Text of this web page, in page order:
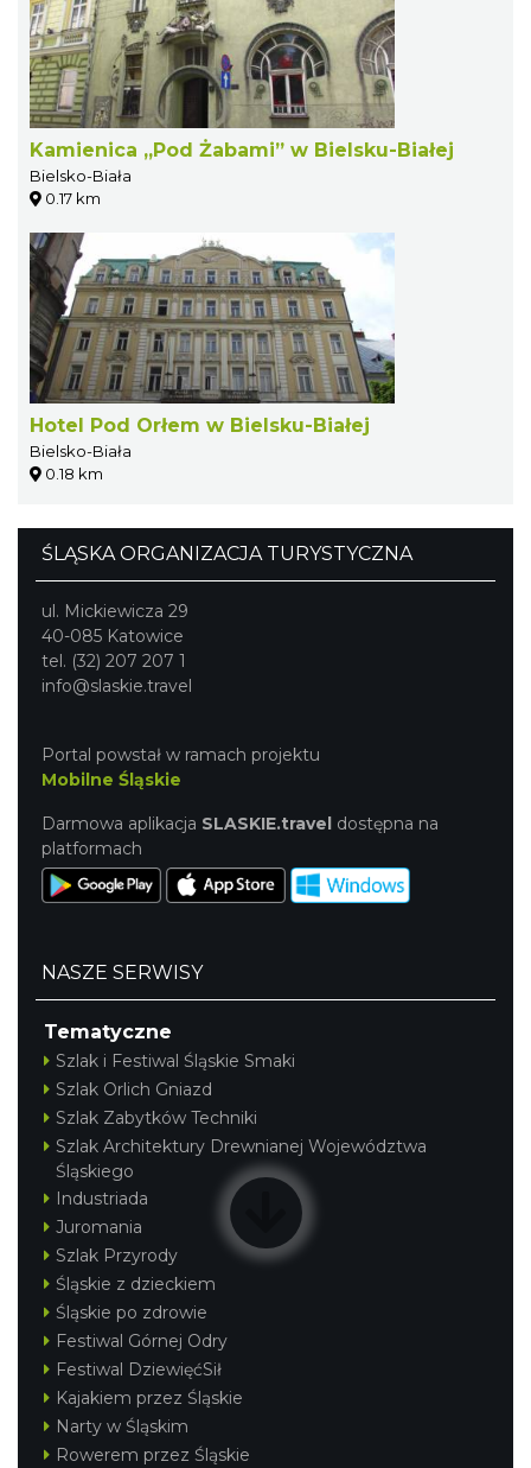
Kamienica „Pod Żabami” w Bielsku-Białej
Bielsko-Biała
0.17 km
Hotel Pod Orłem w Bielsku-Białej
Bielsko-Biała
0.18 km
ŚLĄSKA ORGANIZACJA TURYSTYCZNA
ul. Mickiewicza 29
40-085 Katowice
tel. (32) 207 207 1
info@slaskie.travel
Portal powstał w ramach projektu
Mobilne Śląskie
Darmowa aplikacja SLASKIE.travel dostępna na
platformach
NASZE SERWISY
Tematyczne
Szlak i Festiwal Śląskie Smaki
Szlak Orlich Gniazd
Szlak Zabytków Techniki
Szlak Architektury Drewnianej Województwa
Śląskiego
Industriada
Juromania
Szlak Przyrody
Śląskie z dzieckiem
Śląskie po zdrowie
Festiwal Górnej Odry
Festiwal DziewięćSił
Kajakiem przez Śląskie
Narty w Śląskim
Rowerem przez Śląskie